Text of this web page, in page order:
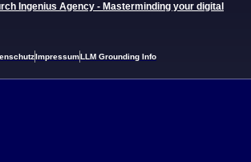
Ingenius Agency - Masterminding your digital
Impressum LLM Grounding Info